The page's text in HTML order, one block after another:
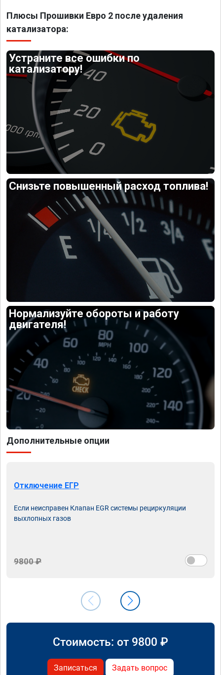
Плюсы Прошивки Евро 2 после удаления
катализатора:
Устраните все ошибки по
катализатору!
Снизьте повышенный расход топлива!
Нормализуйте обороты и работу
двигателя!
Дополнительные опции
Отключение ЕГР
Если неисправен Клапан EGR системы рециркуляции
выхлопных газов
9800 ₽
Стоимость: от 9800 ₽
Записаться Задать вопрос